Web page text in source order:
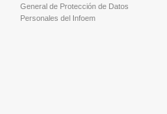
General de Protección de Datos
Personales del Infoem